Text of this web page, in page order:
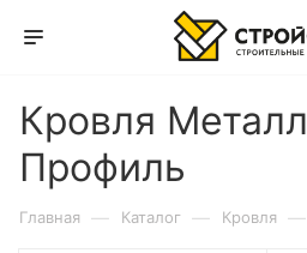
Кровля Металл
Профиль
Главная — Каталог — Кровля —